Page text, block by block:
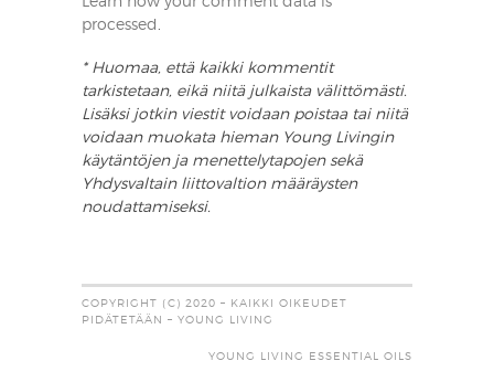
processed .
* Huomaa, että kaikki kommentit
tarkistetaan, eikä niitä julkaista välittömästi.
Lisäksi jotkin viestit voidaan poistaa tai niitä
voidaan muokata hieman Young Livingin
käytäntöjen ja menettelytapojen sekä
Yhdysvaltain liittovaltion määräysten
noudattamiseksi.
COPYRIGHT (C) 2020 – KAIKKI OIKEUDET
PIDÄTETÄÄN – YOUNG LIVING
YOUNG LIVING ESSENTIAL OILS